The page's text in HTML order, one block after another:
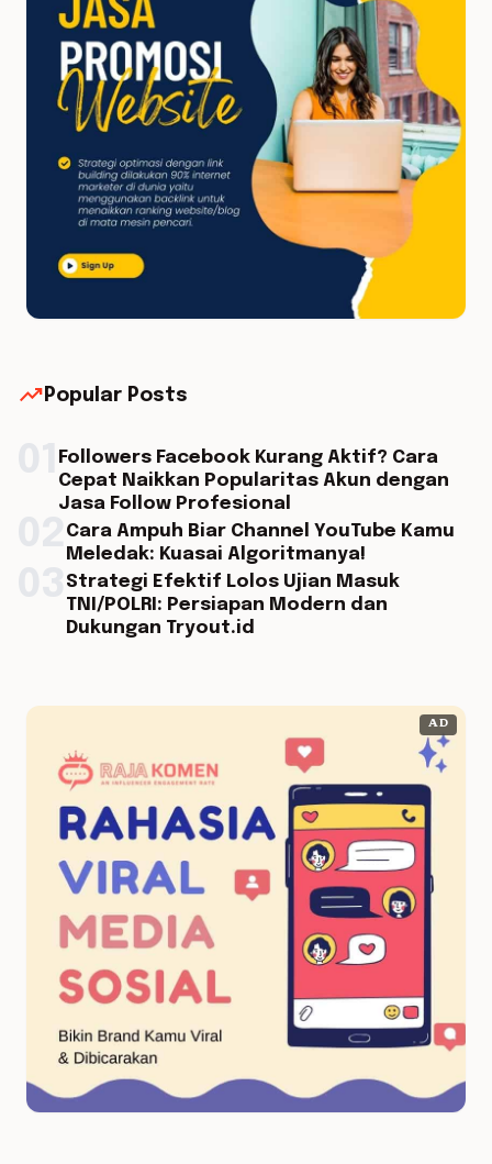
trending_up Popular Posts
Followers Facebook Kurang Aktif? Cara
Cepat Naikkan Popularitas Akun dengan
Jasa Follow Profesional
Cara Ampuh Biar Channel YouTube Kamu
Meledak: Kuasai Algoritmanya!
Strategi Efektif Lolos Ujian Masuk
TNI/POLRI: Persiapan Modern dan
Dukungan Tryout.id
AD